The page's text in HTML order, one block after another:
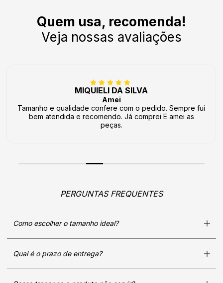
Quem usa, recomenda!
Veja nossas avaliações
MIQUIELI DA SILVA
Amei
Tamanho e qualidade confere com o pedido. Sempre fui
bem atendida e recomendo. Já comprei E amei as
peças.
PERGUNTAS FREQUENTES
Como escolher o tamanho ideal?
Qual é o prazo de entrega?